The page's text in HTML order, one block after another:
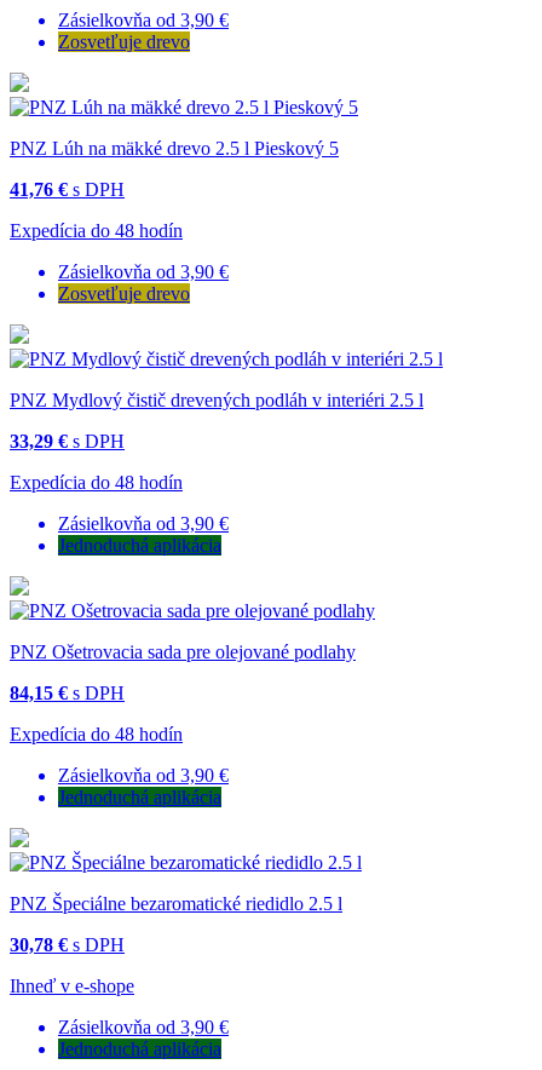
Zásielkovňa od 3,90 €
Zosvetľuje drevo
PNZ Lúh na mäkké drevo 2.5 l Pieskový 5
41,76 € s DPH
Expedícia do 48 hodín
Zásielkovňa od 3,90 €
Zosvetľuje drevo
PNZ Mydlový čistič drevených podláh v interiéri 2.5 l
33,29 € s DPH
Expedícia do 48 hodín
Zásielkovňa od 3,90 €
Jednoduchá aplikácia
PNZ Ošetrovacia sada pre olejované podlahy
84,15 € s DPH
Expedícia do 48 hodín
Zásielkovňa od 3,90 €
Jednoduchá aplikácia
PNZ Špeciálne bezaromatické riedidlo 2.5 l
30,78 € s DPH
Ihneď v e-shope
Zásielkovňa od 3,90 €
Jednoduchá aplikácia